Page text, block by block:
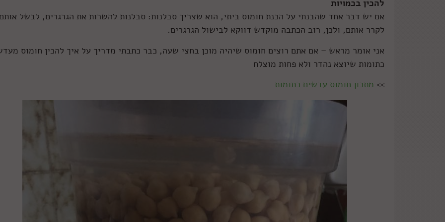
להכין בכמויות
אם יש דבר אחד שהבנתי על הכנת חומוס ביתי, הוא שצריך סבלנות: סבלנות להשרות את הגרגרים, לבשל
לקרר אותם, ולכן, רוב הכתבה מוקדש דווקא לבישול הגרגרים.
אני אומר מראש – אם אתם רוצים חומוס שיהיה מוכן בחצי שעה, כבר כתבתי מדריך על איך להכין חומוס
כתומות שיוצא נהדר ולא פחות מוצלח
>> מתכון חומוס עדשים כתומות